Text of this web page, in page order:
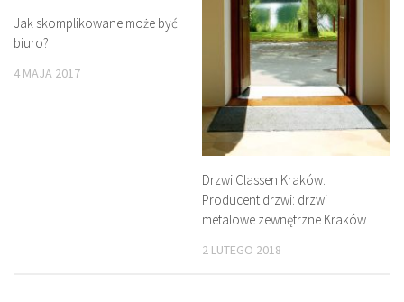
Jak skomplikowane może być
biuro?
4 MAJA 2017
Drzwi Classen Kraków.
Producent drzwi: drzwi
metalowe zewnętrzne Kraków
2 LUTEGO 2018